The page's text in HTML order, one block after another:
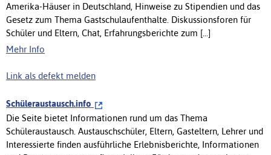
Amerika-Häuser in Deutschland, Hinweise zu Stipendien und das
Gesetz zum Thema Gastschulaufenthalte. Diskussionsforen für
Schüler und Eltern, Chat, Erfahrungsberichte zum [...]
Mehr Info
Link als defekt melden
Schüleraustausch.info
Die Seite bietet Informationen rund um das Thema
Schüleraustausch. Austauschschüler, Eltern, Gasteltern, Lehrer und
Interessierte finden ausführliche Erlebnisberichte, Informationen